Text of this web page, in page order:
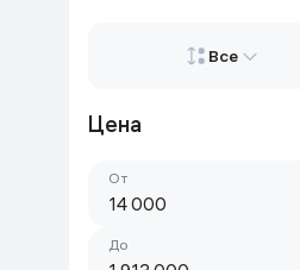
Умный дом
Спортивные товары
Все
Цена
От
До